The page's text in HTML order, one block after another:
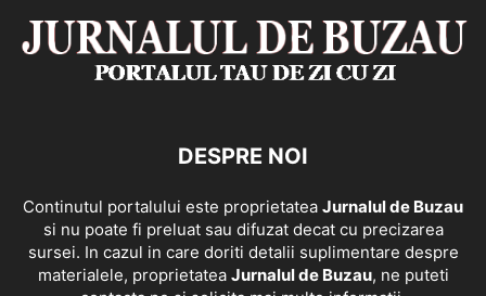
DESPRE NOI
Continutul portalului este proprietatea Jurnalul de Buzau
si nu poate fi preluat sau difuzat decat cu precizarea
sursei. In cazul in care doriti detalii suplimentare despre
materialele, proprietatea Jurnalul de Buzau, ne puteti